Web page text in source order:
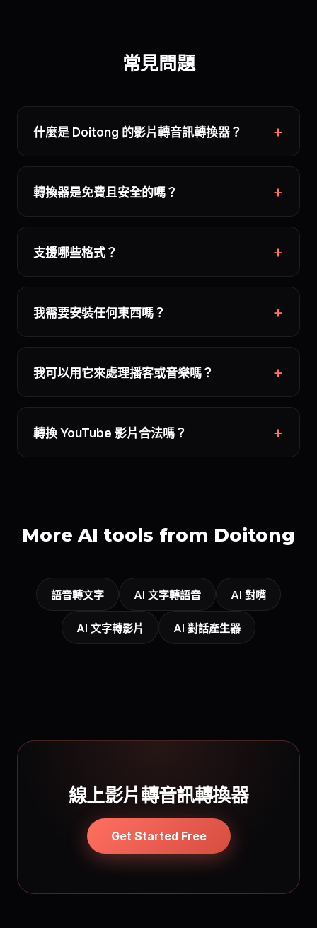
常見問題
什麼是 Doitong 的影片轉音訊轉換器？
轉換器是免費且安全的嗎？
支援哪些格式？
我需要安裝任何東西嗎？
我可以用它來處理播客或音樂嗎？
轉換 YouTube 影片合法嗎？
More AI tools from Doitong
語音轉文字 AI 文字轉語音 AI 對嘴
AI 文字轉影片 AI 對話產生器
線上影片轉音訊轉換器
Get Started Free